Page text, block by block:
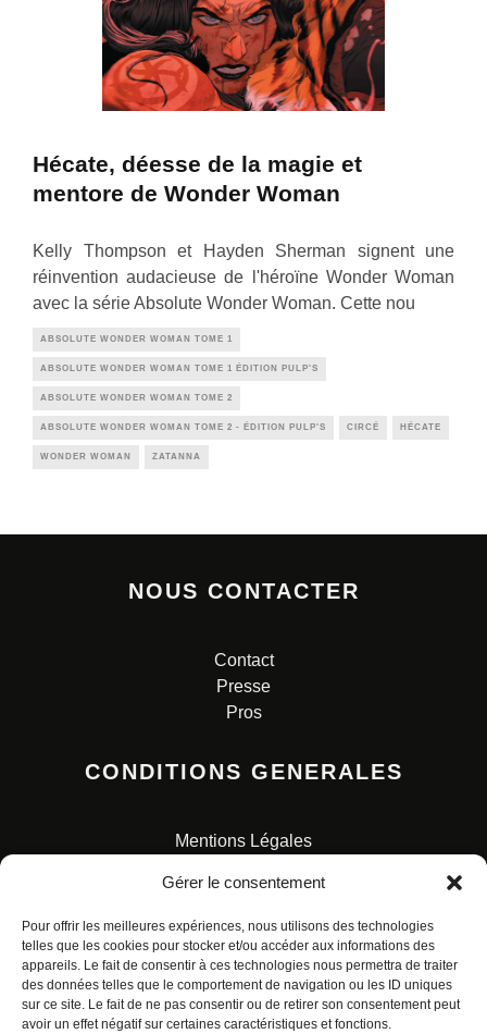
Gérer le consentement
Pour offrir les meilleures expériences, nous utilisons des technologies
telles que les cookies pour stocker et/ou accéder aux informations des
appareils. Le fait de consentir à ces technologies nous permettra de traiter
des données telles que le comportement de navigation ou les ID uniques
sur ce site. Le fait de ne pas consentir ou de retirer son consentement peut
avoir un effet négatif sur certaines caractéristiques et fonctions.
Hécate, déesse de la magie et
mentore de Wonder Woman
Kelly Thompson et Hayden Sherman signent une
réinvention audacieuse de l'héroïne Wonder Woman
avec la série Absolute Wonder Woman. Cette nou
ABSOLUTE WONDER WOMAN TOME 1
ABSOLUTE WONDER WOMAN TOME 1 ÉDITION PULP'S
ABSOLUTE WONDER WOMAN TOME 2
ABSOLUTE WONDER WOMAN TOME 2 - ÉDITION PULP'S CIRCÉ HÉCATE
WONDER WOMAN ZATANNA
NOUS CONTACTER
Contact
Presse
Pros
CONDITIONS GENERALES
Mentions Légales
Charte pour la protection des données personnelles